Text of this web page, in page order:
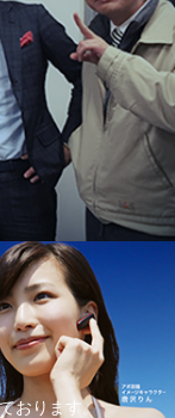
おります。